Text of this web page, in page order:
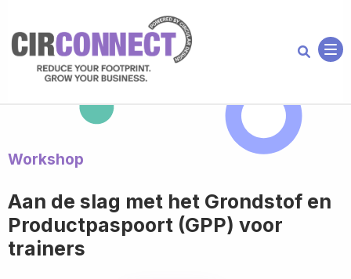
Workshop
Aan de slag met het Grondstof en
Productpaspoort (GPP) voor
trainers